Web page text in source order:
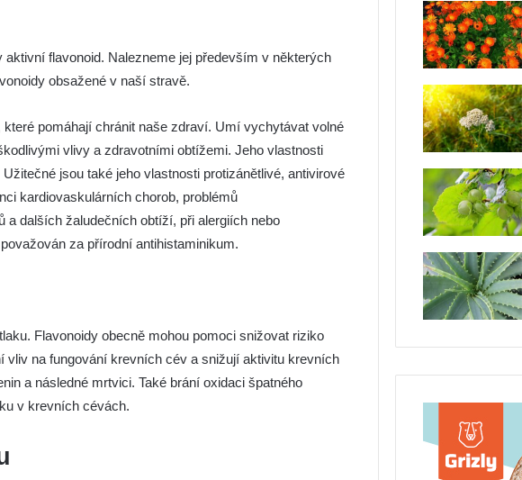
flavonoid. Nalezneme jej především v některých
obsažené v naší stravě.
pomáhají chránit naše zdraví. Umí vychytávat volné
vlivy a zdravotními obtížemi. Jeho vlastnosti
jsou také jeho vlastnosti protizánětlivé, antivirové
kardiovaskulárních chorob, problémů
a dalších žaludečních obtíží, při alergiích nebo
za přírodní antihistaminikum.
Flavonoidy obecně mohou pomoci snižovat riziko
na fungování krevních cév a snižují aktivitu krevních
a následné mrtvici. Také brání oxidaci špatného
v krevních cévách.